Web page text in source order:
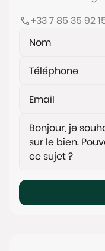
Charges
(incluant eau
Le bien est
verts (Parc de la
SNCF - Gare de
8min à pied).
Les informations
+33 7 85 35 92